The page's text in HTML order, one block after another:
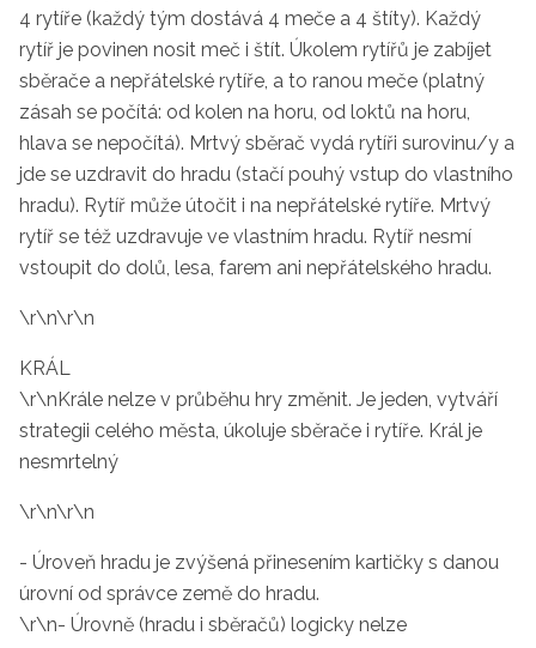
4 rytíře (každý tým dostává 4 meče a 4 štíty). Každý
rytíř je povinen nosit meč i štít. Úkolem rytířů je zabíjet
sběrače a nepřátelské rytíře, a to ranou meče (platný
zásah se počítá: od kolen na horu, od loktů na horu,
hlava se nepočítá). Mrtvý sběrač vydá rytíři surovinu/y a
jde se uzdravit do hradu (stačí pouhý vstup do vlastního
hradu). Rytíř může útočit i na nepřátelské rytíře. Mrtvý
rytíř se též uzdravuje ve vlastním hradu. Rytíř nesmí
vstoupit do dolů, lesa, farem ani nepřátelského hradu.
\r\n\r\n
KRÁL
\r\nKrále nelze v průběhu hry změnit. Je jeden, vytváří
strategii celého města, úkoluje sběrače i rytíře. Král je
nesmrtelný
\r\n\r\n
- Úroveň hradu je zvýšená přinesením kartičky s danou
úrovní od správce země do hradu.
\r\n- Úrovně (hradu i sběračů) logicky nelze